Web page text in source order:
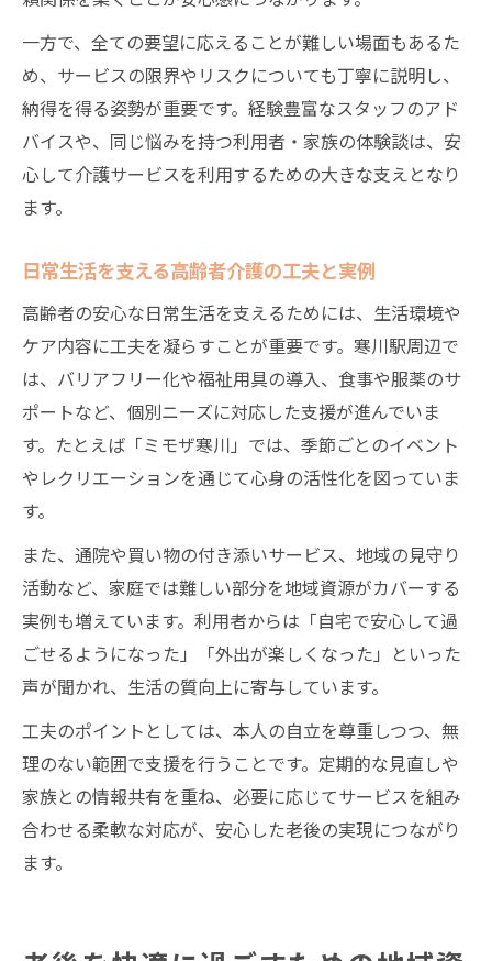
一方で、全ての要望に応えることが難しい場面もあるた
め、サービスの限界やリスクについても丁寧に説明し、
納得を得る姿勢が重要です。経験豊富なスタッフのアド
バイスや、同じ悩みを持つ利用者・家族の体験談は、安
心して介護サービスを利用するための大きな支えとなり
ます。
日常生活を支える高齢者介護の工夫と実例
高齢者の安心な日常生活を支えるためには、生活環境や
ケア内容に工夫を凝らすことが重要です。寒川駅周辺で
は、バリアフリー化や福祉用具の導入、食事や服薬のサ
ポートなど、個別ニーズに対応した支援が進んでいま
す。たとえば「ミモザ寒川」では、季節ごとのイベント
やレクリエーションを通じて心身の活性化を図っていま
す。
また、通院や買い物の付き添いサービス、地域の見守り
活動など、家庭では難しい部分を地域資源がカバーする
実例も増えています。利用者からは「自宅で安心して過
ごせるようになった」「外出が楽しくなった」といった
声が聞かれ、生活の質向上に寄与しています。
工夫のポイントとしては、本人の自立を尊重しつつ、無
理のない範囲で支援を行うことです。定期的な見直しや
家族との情報共有を重ね、必要に応じてサービスを組み
合わせる柔軟な対応が、安心した老後の実現につながり
ます。